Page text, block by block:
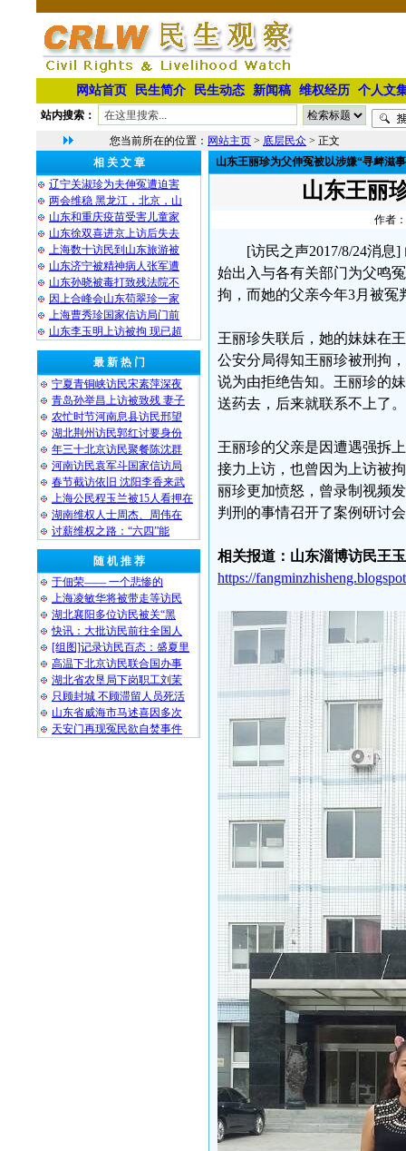
网站首页 民生简介 民生动态 新闻稿 维权经历 个人文
站内搜索：
您当前所在的位置： 网站主页 > 底层民众 > 正文
相 关 文 章
辽宁关淑珍为夫伸冤遭迫害
两会维稳 黑龙江，北京，山
山东和重庆疫苗受害儿童家
山东徐双喜进京上访后失去
上海数十访民到山东旅游被
山东济宁被精神病人张军遭
山东孙晓被毒打致残法院不
因上合峰会山东苟翠珍一家
上海曹秀珍国家信访局门前
山东李玉明上访被拘 现已超
最 新 热 门
宁夏青铜峡访民宋素萍深夜
青岛孙举昌上访被致残 妻子
农忙时节河南息县访民邢望
湖北荆州访民郭红讨要身份
年三十北京访民聚餐陈沈群
河南访民袁军斗国家信访局
春节截访依旧 沈阳李香来武
上海公民程玉兰被15人看押在
湖南维权人士周杰、周伟在
讨薪维权之路：“六四”能
随 机 推 荐
于佃荣—— 一个悲惨的
上海凌敏华将被带走等访民
湖北襄阳多位访民被关“黑
快讯：大批访民前往全国人
[组图]记录访民百态：盛夏里
高温下北京访民联合国办事
湖北省农垦局下岗职工刘茉
只顾封城 不顾滞留人员死活
山东省威海市马述喜因多次
天安门再现冤民欲自焚事件
山东王丽珍为父伸冤被以涉嫌“寻衅滋
山东王丽
作者
[访民之声2017/8/24消
始出入与各有关部门为父鸣
拘，而她的父亲今年3月被冤
王丽珍失联后，她的妹妹在
公安分局得知王丽珍被刑拘
说为由拒绝告知。王丽珍的
送药去，后来就联系不上了
王丽珍的父亲是因遭遇强拆
接力上访，也曾因为上访被
丽珍更加愤怒，曾录制视频
判刑的事情召开了案例研讨
相关报道：山东淄博访民王
https://